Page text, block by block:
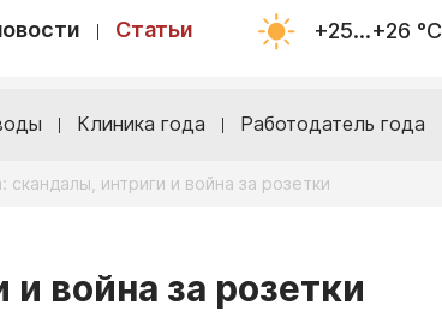
Статьи +25...+26 °С
Клиника года Работодатель года
скандалы, интриги и война за розетки
война за розетки